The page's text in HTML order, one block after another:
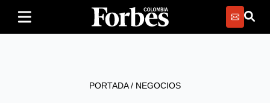
PORTADA/ NEGOCIOS